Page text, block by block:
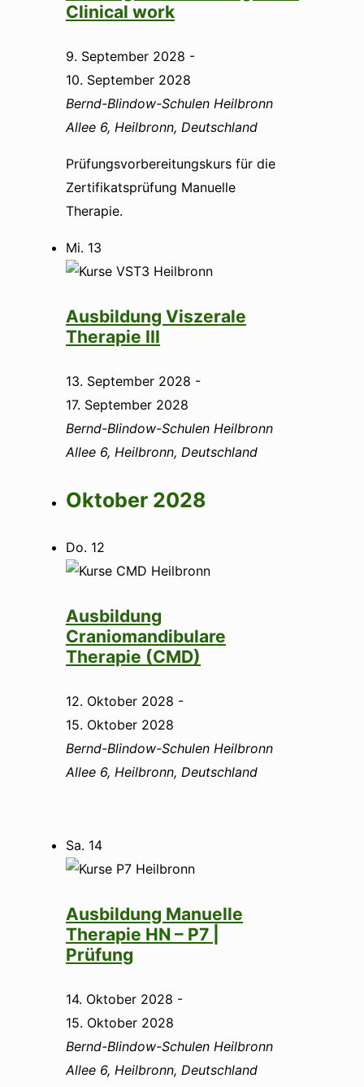
Clinical work
9. September 2028 -
10. September 2028
Bernd-Blindow-Schulen Heilbronn
Allee 6, Heilbronn, Deutschland
Prüfungsvorbereitungskurs für die
Zertifikatsprüfung Manuelle
Therapie.
Mi. 13
Ausbildung Viszerale
Therapie III
13. September 2028 -
17. September 2028
Bernd-Blindow-Schulen Heilbronn
Allee 6, Heilbronn, Deutschland
Oktober 2028
Do. 12
Ausbildung
Craniomandibulare
Therapie (CMD)
12. Oktober 2028 -
15. Oktober 2028
Bernd-Blindow-Schulen Heilbronn
Allee 6, Heilbronn, Deutschland
Sa. 14
Ausbildung Manuelle
Therapie HN – P7 |
Prüfung
14. Oktober 2028 -
15. Oktober 2028
Bernd-Blindow-Schulen Heilbronn
Allee 6, Heilbronn, Deutschland